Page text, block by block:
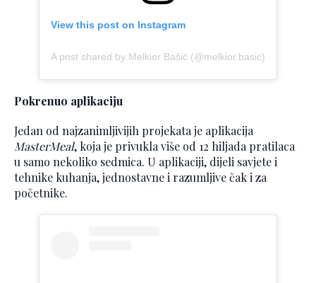
View this post on Instagram
A post shared by Melkior Bašić (@melkior.basic)
Pokrenuo aplikaciju
Jedan od najzanimljivijih projekata je aplikacija
MasterMeal, koja je privukla više od 12 hiljada pratilaca
u samo nekoliko sedmica. U aplikaciji, dijeli savjete i
tehnike kuhanja, jednostavne i razumljive čak i za
početnike.